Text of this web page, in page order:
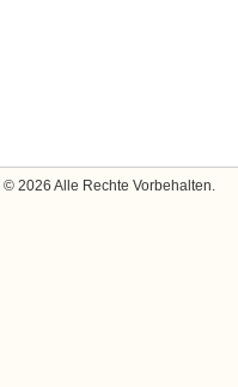
© 2026 Alle Rechte Vorbehalten.